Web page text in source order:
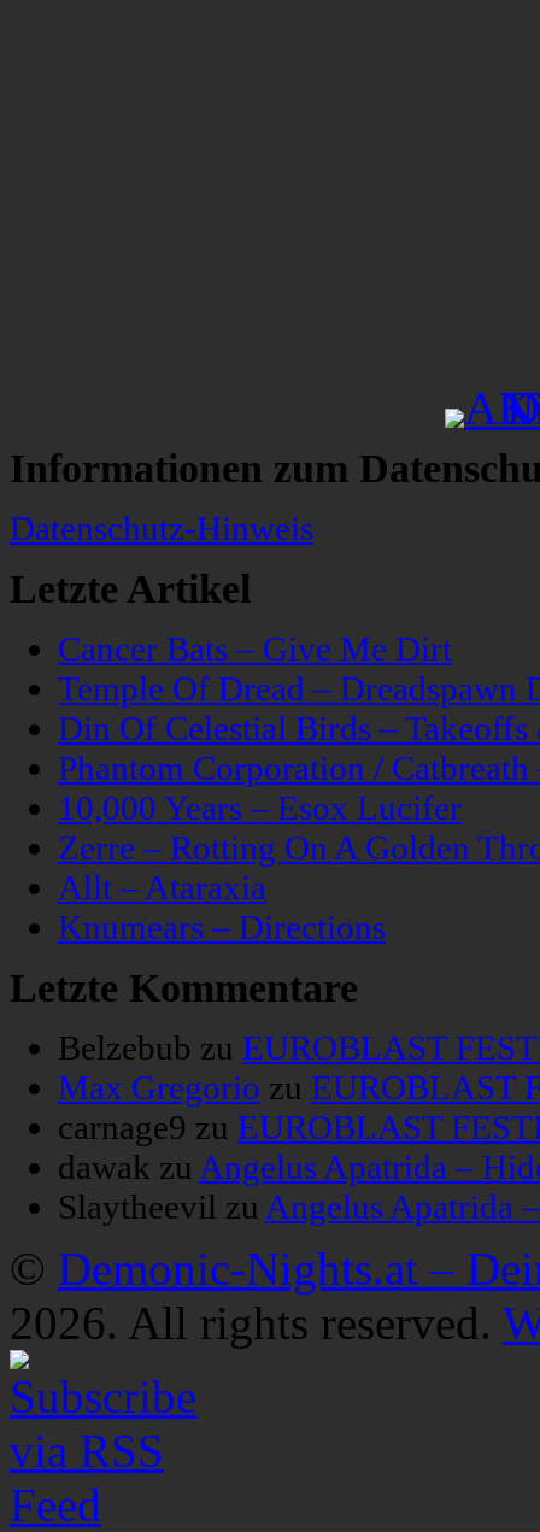
Informationen zum
Datenschutz-Hinweis
Letzte Artikel
Cancer Bats – Give Me Dirt
Temple Of Dread – Dreadspawn
Din Of Celestial Birds –
Phantom Corporation /
10,000 Years – Esox Lucifer
Zerre – Rotting On A Golden
Allt – Ataraxia
Knumears – Directions
Letzte Kommentare
Belzebub zu EUROBLAST
Max Gregorio zu EUROBLAST
carnage9 zu EUROBLAST
dawak zu Angelus Apatrida –
Slaytheevil zu Angelus Apatrida
© Demonic-Nights.at –
2026. All rights reserved.